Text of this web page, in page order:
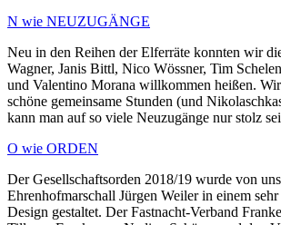
N wie NEUZUGÄNGE
Neu in den Reihen der Elferräte konnten wir
Wagner, Janis Bittl, Nico Wössner, Tim
und Valentino Morana willkommen heißen.
schöne gemeinsame Stunden (und
kann man auf so viele Neuzugänge nur stolz
O wie ORDEN
Der Gesellschaftsorden 2018/19 wurde von
Ehrenhofmarschall Jürgen Weiler in einem
Design gestaltet. Der Fastnacht-Verband